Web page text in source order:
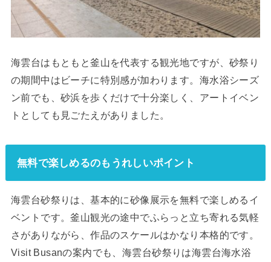
海雲台はもともと釜山を代表する観光地ですが、砂祭り
の期間中はビーチに特別感が加わります。海水浴シーズ
ン前でも、砂浜を歩くだけで十分楽しく、アートイベン
トとしても見ごたえがありました。
無料で楽しめるのもうれしいポイント
海雲台砂祭りは、基本的に砂像展示を無料で楽しめるイ
ベントです。釜山観光の途中でふらっと立ち寄れる気軽
さがありながら、作品のスケールはかなり本格的です。
Visit Busanの案内でも、海雲台砂祭りは海雲台海水浴